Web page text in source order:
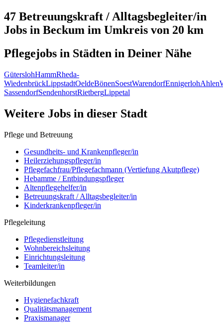
47 Betreuungskraft / Alltagsbegleiter/in
Jobs in Beckum im Umkreis von 20 km
Pflegejobs in Städten in Deiner Nähe
GüterslohHammRheda-
WiedenbrückLippstadtOeldeBönenSoestWarendorfEnnigerlohAhlen
SassendorfSendenhorstRietbergLippetal
Weitere Jobs in dieser Stadt
Pflege und Betreuung
Gesundheits- und Krankenpfleger/in
Heilerziehungspfleger/in
Pflegefachfrau/Pflegefachmann (Vertiefung Akutpflege)
Hebamme / Entbindungspfleger
Altenpflegehelfer/in
Betreuungskraft / Alltagsbegleiter/in
Kinderkrankenpfleger/in
Pflegeleitung
Pflegedienstleitung
Wohnbereichsleitung
Einrichtungsleitung
Teamleiter/in
Weiterbildungen
Hygienefachkraft
Qualitätsmanagement
Praxismanager